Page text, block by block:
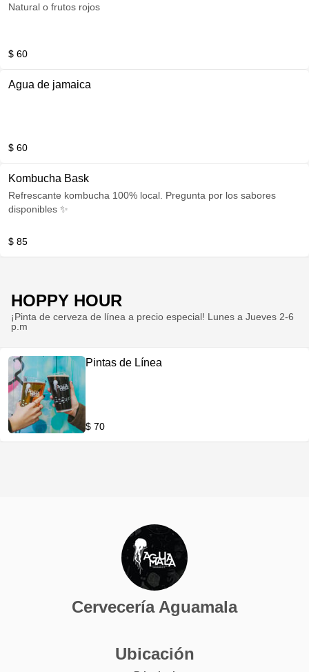
Natural o frutos rojos
$ 60
Agua de jamaica
$ 60
Kombucha Bask
Refrescante kombucha 100% local. Pregunta por los sabores
disponibles ✨
$ 85
HOPPY HOUR
¡Pinta de cerveza de línea a precio especial! Lunes a Jueves 2-6
p.m
Pintas de Línea
$ 70
Cervecería Aguamala
Ubicación